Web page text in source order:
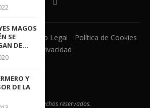
Aviso Legal
Política de Cookies
Política de Privacidad
- Todos los derechos reservados.
MAGOS
SE
DE...
Y
DE LA